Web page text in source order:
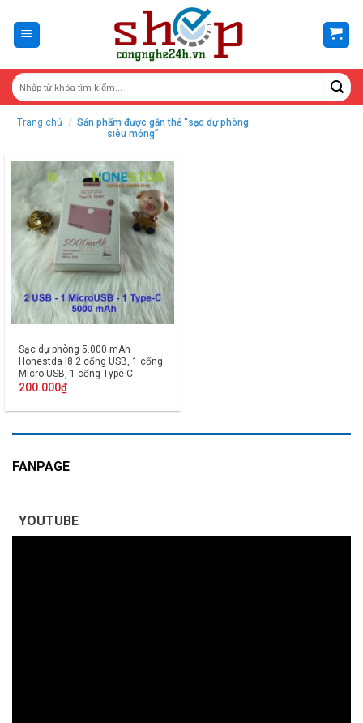
content
Trang chủ / Sản phẩm được gắn thẻ “sạc dự phòng
siêu mỏng”
Sạc dự phòng 5.000 mAh
Honestda I8 2 cổng USB, 1 cổng
Micro USB, 1 cổng Type-C
200.000₫
FANPAGE
YOUTUBE